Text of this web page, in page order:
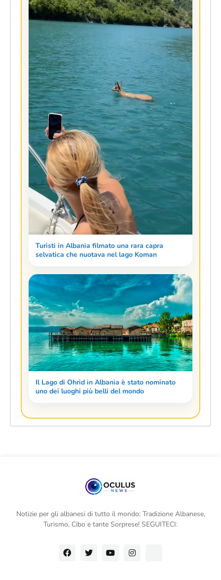
Turisti in Albania filmato una rara capra
selvatica che nuotava nel lago Koman
Il Lago di Ohrid in Albania è stato nominato
uno dei luoghi più belli del mondo
Notizie per gli albanesi di tutto il mondo: Tradizione Albanese,
Turismo, Cibo e tante Sorprese! SEGUITECI: